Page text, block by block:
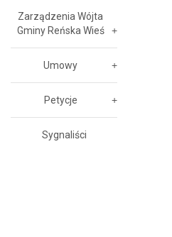
Zarządzenia Wójta
Gminy Reńska Wieś
Umowy
Petycje
Sygnaliści